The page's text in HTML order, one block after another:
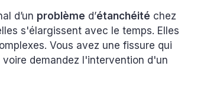
d’un problème d’étanchéité chez
s'élargissent avec le temps. Elles
Vous avez une fissure qui
demandez l'intervention d'un